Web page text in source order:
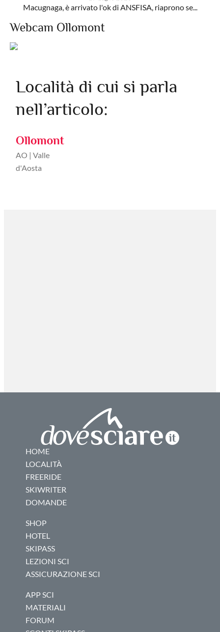
Macugnaga, è arrivato l'ok di ANSFISA, riaprono se...
Webcam Ollomont
Località di cui si parla
nell’articolo:
Ollomont
AO | Valle
d'Aosta
HOME
LOCALITÀ
FREERIDE
SKIWRITER
DOMANDE
SHOP
HOTEL
SKIPASS
LEZIONI SCI
ASSICURAZIONE SCI
APP SCI
MATERIALI
FORUM